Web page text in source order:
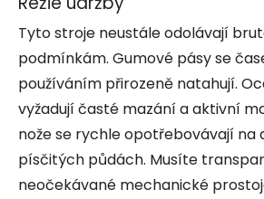
Tyto stroje neustále odolávají
podmínkám. Gumové pásy se
používáním přirozeně natahují.
vyžadují časté mazání a aktivní
nože se rychle opotřebovávají na
písčitých půdách. Musíte
neočekávané mechanické